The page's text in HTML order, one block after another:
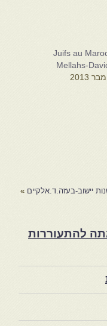
Juifs au
Mellahs-
יישוב-בעזה.ד.אלקיים »
במרוקו בסוף המאה ה־19 ותרומתה להתעוררות